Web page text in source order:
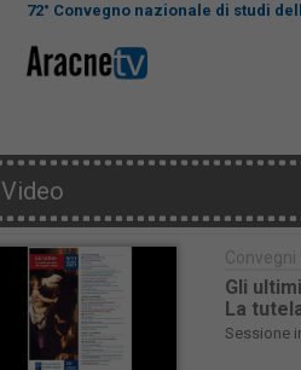
72° Convegno nazionale di studi
Video
Gli ultimi
La
Sessione